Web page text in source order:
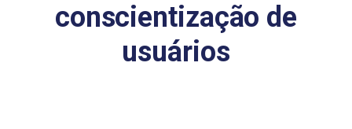
conscientização de
usuários